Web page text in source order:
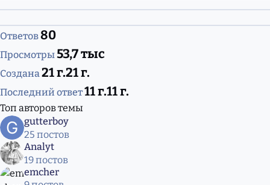
Ответов80
Просмотры53,7 тыс
Создана21 г.21 г.
Последний ответ11 г.11 г.
Топ авторов темы
gutterboy
25 постов
Analyt
19 постов
emcher